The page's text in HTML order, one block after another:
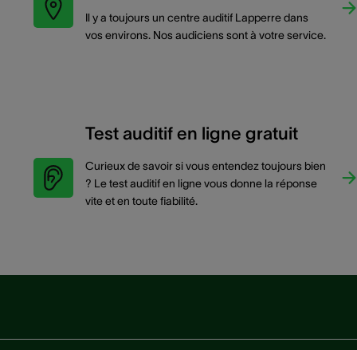
Il y a toujours un centre auditif Lapperre dans
vos environs. Nos audiciens sont à votre service.
Test auditif en ligne gratuit
Curieux de savoir si vous entendez toujours bien
? Le test auditif en ligne vous donne la réponse
vite et en toute fiabilité.